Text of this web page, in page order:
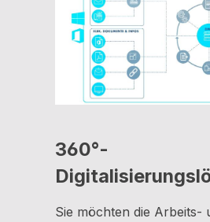
360°-
Sie möchten die Arbeits-